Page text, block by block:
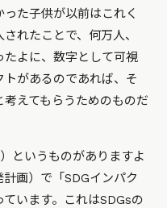
た子供が以前はこれく
れたことで、何万人、
よに、数字として可視
があるのであれば、そ
えてもらうためのものだ
というものがありますよ
画）で「SDGインパク
います。これはSDGsの